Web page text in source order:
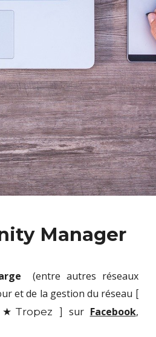
Manager
(entre autres réseaux
et de la gestion du réseau [
] sur Facebook,